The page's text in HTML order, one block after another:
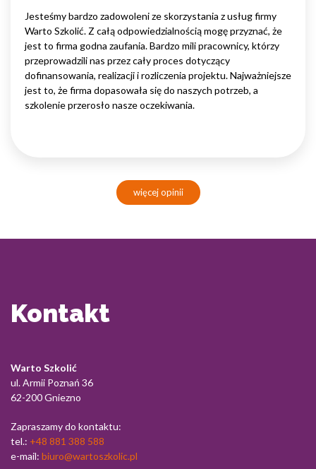
Jesteśmy bardzo zadowoleni ze skorzystania z usług firmy
Warto Szkolić. Z całą odpowiedzialnością mogę przyznać, że
jest to firma godna zaufania. Bardzo mili pracownicy, którzy
przeprowadzili nas przez cały proces dotyczący
dofinansowania, realizacji i rozliczenia projektu. Najważniejsze
jest to, że firma dopasowała się do naszych potrzeb, a
szkolenie przerosło nasze oczekiwania.
więcej opinii
Kontakt
Warto Szkolić
ul. Armii Poznań 36
62-200 Gniezno
Zapraszamy do kontaktu:
tel.: +48 881 388 588
e-mail: biuro@wartoszkolic.pl